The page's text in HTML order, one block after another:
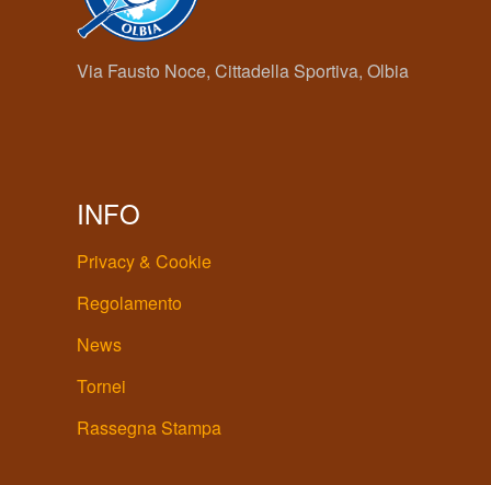
Via Fausto Noce, Cittadella Sportiva, Olbia
INFO
Privacy & Cookie
Regolamento
News
Tornei
Rassegna Stampa